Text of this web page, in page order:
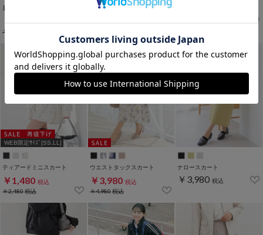
裏地パンツ付ミニスカート
￥1,980 税込
￥2,980
裏地パンツ付スカート
WEB限定ｻｲｽﾞ[SS,LL]
ティアードミニスカート
￥1,480 税込
￥2,480税込
ウエストタックスカート
￥3,980 税込
￥4,980税込
ナロースカート
￥3,980 税込